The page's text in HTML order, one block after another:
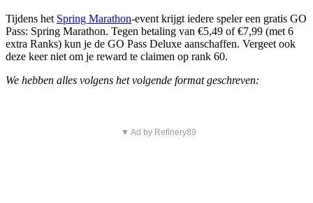
Tijdens het Spring Marathon-event krijgt iedere speler een gratis GO
Pass: Spring Marathon. Tegen betaling van €5,49 of €7,99 (met 6
extra Ranks) kun je de GO Pass Deluxe aanschaffen. Vergeet ook
deze keer niet om je reward te claimen op rank 60.
We hebben alles volgens het volgende format geschreven:
▼ Ad by Refinery89